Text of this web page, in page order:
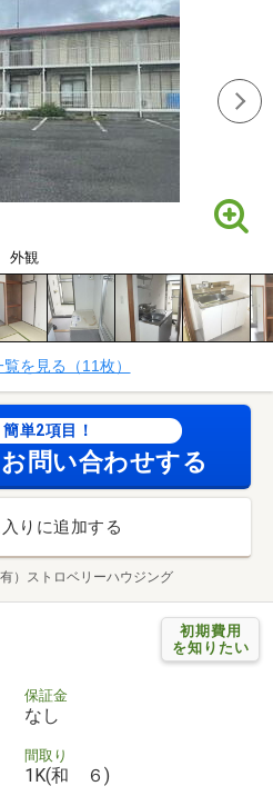
外観
を見る（11枚）
単2項目！
問い合わせする
りに追加する
有）ストロベリーハウジング
初期費用
を知りたい
保証金
なし
間取り
1K(和 ６)